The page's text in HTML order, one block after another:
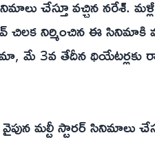
చేస్తూ వచ్చిన నరేశ్.
చిలక నిర్మించిన ఈ సినిమాకి
మే 3వ తేదీన
మల్టీ స్టారర్ సినిమాలు